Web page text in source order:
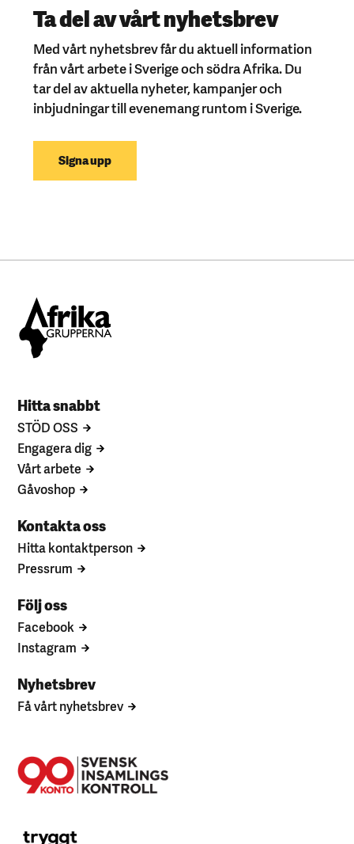
Ta del av vårt nyhetsbrev
Med vårt nyhetsbrev får du aktuell information
från vårt arbete i Sverige och södra Afrika. Du
tar del av aktuella nyheter, kampanjer och
inbjudningar till evenemang runtom i Sverige.
Signa upp
Hitta snabbt
STÖD OSS
Engagera dig
Vårt arbete
Gåvoshop
Kontakta oss
Hitta kontaktperson
Pressrum
Följ oss
Facebook
Instagram
Nyhetsbrev
Få vårt nyhetsbrev